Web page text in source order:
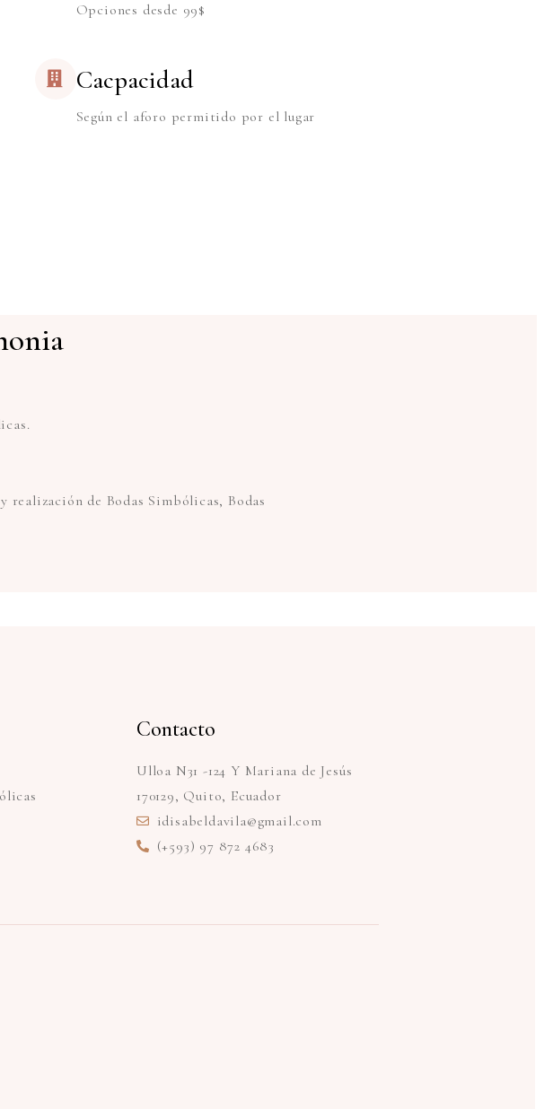
Opciones desde 99$
Cacpacidad
Según el aforo permitido por el lugar
de Bodas Simbólicas, Bodas
Contacto
Ulloa N31 -124 Y Mariana de Jesús
170129, Quito, Ecuador
idisabeldavila@gmail.com
(+593) 97 872 4683